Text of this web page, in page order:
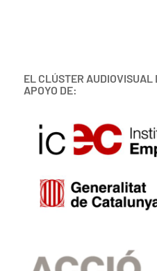
EL CLÚSTER AUDIOVISUAL
APOYO DE: